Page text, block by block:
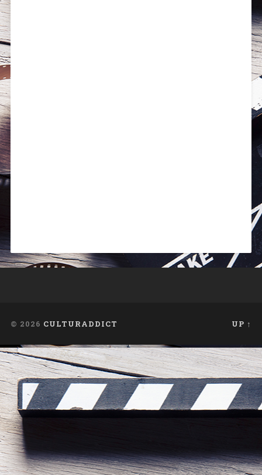
© 2026 CULTURADDICT UP ↑